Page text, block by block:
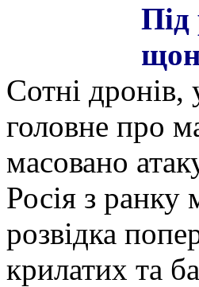
Під
Сотні
головне про
масовано
Росія з ранку
розвідка
крилатих та